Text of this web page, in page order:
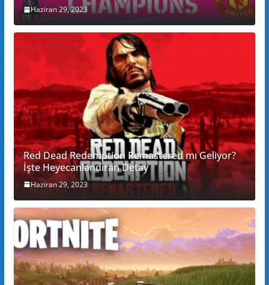
Haziran 29, 2023
Red Dead Redemption Remastered mı Geliyor?
İşte Heyecanlandıran Detay
Haziran 29, 2023